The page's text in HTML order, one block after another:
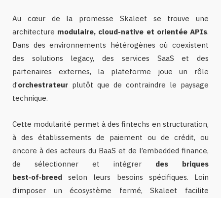
Au cœur de la promesse Skaleet se trouve une
architecture modulaire, cloud-native et orientée APIs.
Dans des environnements hétérogènes où coexistent
des solutions legacy, des services SaaS et des
partenaires externes, la plateforme joue un rôle
d’orchestrateur plutôt que de contraindre le paysage
technique.
Cette modularité permet à des fintechs en structuration,
à des établissements de paiement ou de crédit, ou
encore à des acteurs du BaaS et de l’embedded finance,
de sélectionner et intégrer des briques
best‑of‑breed selon leurs besoins spécifiques. Loin
d’imposer un écosystème fermé, Skaleet facilite